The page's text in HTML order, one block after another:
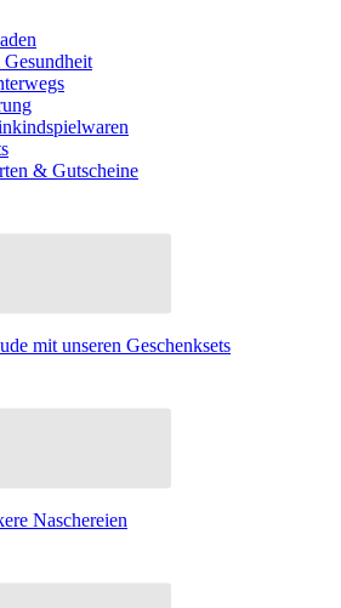
& Gutscheine
mit unseren Geschenksets
Naschereien